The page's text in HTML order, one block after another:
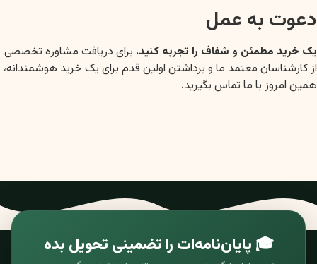
دعوت به عمل
یک خرید مطمئن و شفاف را تجربه کنید. برای دریافت مشاوره تخصصی
از کارشناسان معتمد ما و برداشتن اولین قدم برای یک خرید هوشمندانه،
همین امروز با ما تماس بگیرید.
🎓 پایان‌نامه‌ات را تضمینی تحویل بده